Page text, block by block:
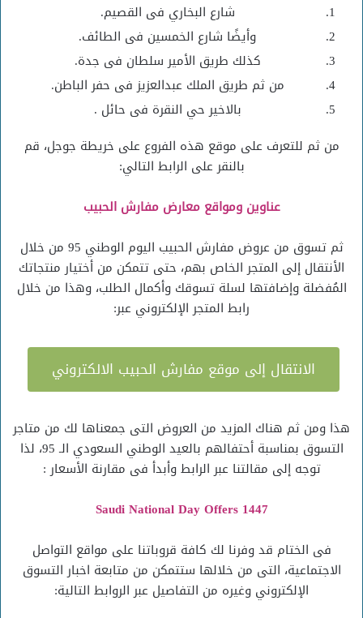
شارع البخاري فى القصيم.
وأيضًا شارع الخمسين فى الطائف.
كذلك طريق الأمير سلطان فى جدة.
من ثم طريق الملك عبدالعزيز فى حفر الباطن.
بالاخير حي النقرة فى حائل .
من ثم للتعرف على موقع هذه الفروع على خريطة جوجل، قم
بالنقر على الرابط التالي:
عناوين ومواقع معارض مفارش الحبيب
ثم تسوق من عروض مفارش الحبيب اليوم الوطني 95 من خلال
الأنتقال إلى المتجر الخاص بهم، حتى تتمكن من أختيار منتجاتك
المُفضلة وإضافتها لسلة تسوقك وأكمال الطلب، وهذا من خلال
رابط المتجر الإلكتروني عبر:
الانتقال إلى موقع مفارش الحبيب الالكتروني
هذا ومن ثم هناك المزيد من العروض التى جمعناها لك من متاجر
التسوق بمناسبة أحتفالهم بالعيد الوطني السعودي الـ 95، لذا
توجه إلى مقالتنا عبر الرابط وأبدأ فى مقارنة الأسعار :
Saudi National Day Offers 1447
فى الختام قد وفرنا لك كافة قروباتنا على مواقع التواصل
الاجتماعية، التى من خلالها ستتمكن من متابعة اخبار التسوق
الإلكتروني وغيره من التفاصيل عبر الروابط التالية: